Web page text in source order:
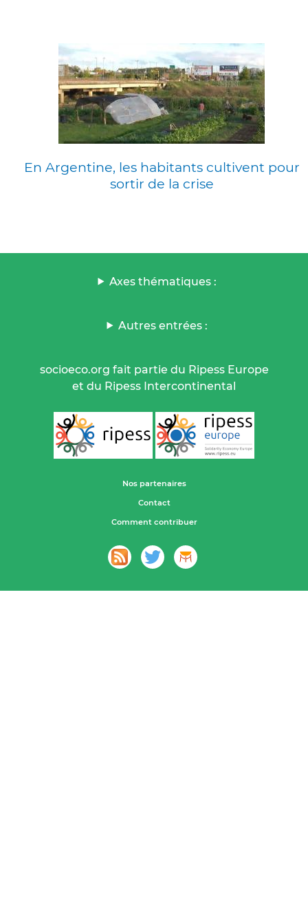
En Argentine, les habitants cultivent pour
sortir de la crise
Axes thématiques :
Autres entrées :
socioeco.org fait partie du Ripess Europe
et du Ripess Intercontinental
Nos partenaires
Contact
Comment contribuer